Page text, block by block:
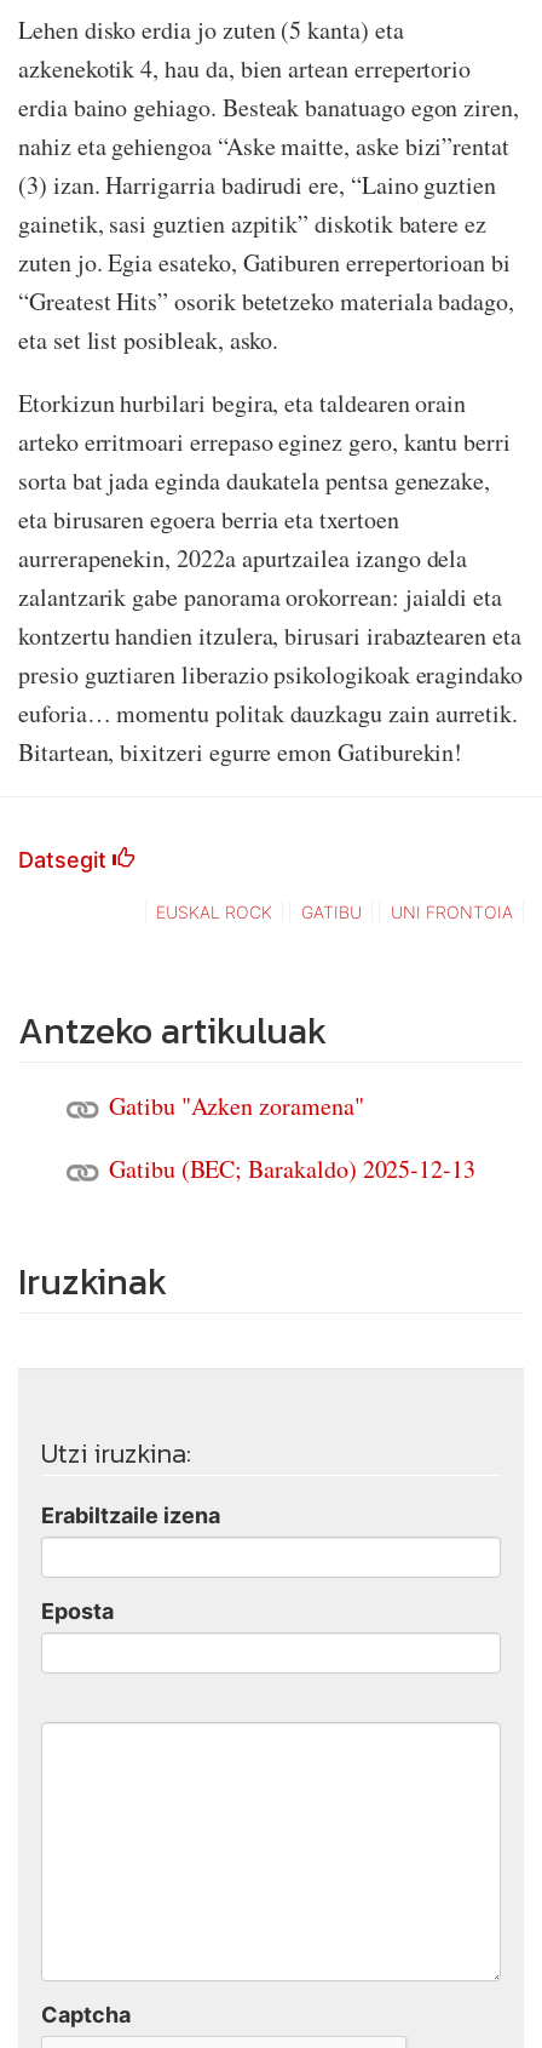
Lehen disko erdia jo zuten (5 kanta) eta
azkenekotik 4, hau da, bien artean errepertorio
erdia baino gehiago. Besteak banatuago egon ziren,
nahiz eta gehiengoa “Aske maitte, aske bizi”rentat
(3) izan. Harrigarria badirudi ere, “Laino guztien
gainetik, sasi guztien azpitik” diskotik batere ez
zuten jo. Egia esateko, Gatiburen errepertorioan bi
“Greatest Hits” osorik betetzeko materiala badago,
eta set list posibleak, asko.
Etorkizun hurbilari begira, eta taldearen orain
arteko erritmoari errepaso eginez gero, kantu berri
sorta bat jada eginda daukatela pentsa genezake,
eta birusaren egoera berria eta txertoen
aurrerapenekin, 2022a apurtzailea izango dela
zalantzarik gabe panorama orokorrean: jaialdi eta
kontzertu handien itzulera, birusari irabaztearen eta
presio guztiaren liberazio psikologikoak eragindako
euforia… momentu politak dauzkagu zain aurretik.
Bitartean, bixitzeri egurre emon Gatiburekin!
Datsegit
EUSKAL ROCK GATIBU UNI FRONTOIA
Antzeko artikuluak
Gatibu "Azken zoramena"
Gatibu (BEC; Barakaldo) 2025-12-13
Iruzkinak
Utzi iruzkina:
Erabiltzaile izena
Eposta
Captcha